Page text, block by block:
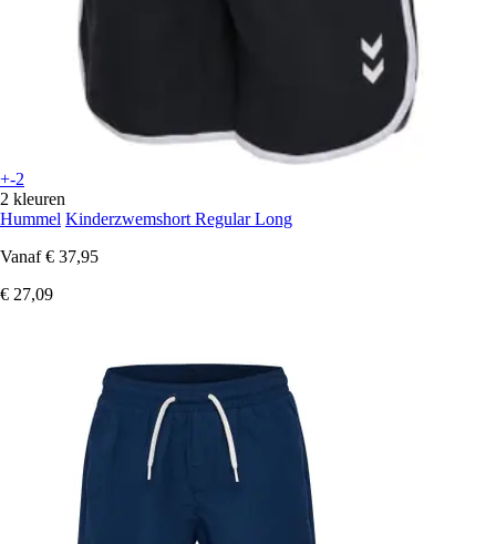
+-2
2 kleuren
Hummel Kinderzwemshort Regular Long
Vanaf € 37,95
€ 27,09